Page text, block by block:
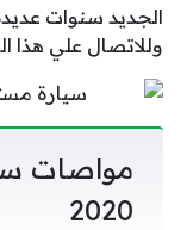
الجديد سنوات
وللاتصال علي هذا الرقم
مواصات
2020